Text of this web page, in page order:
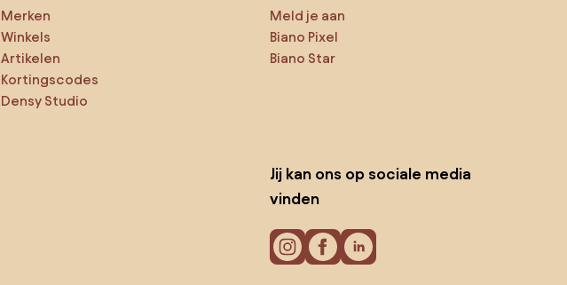
Merken
Winkels
Artikelen
Kortingscodes
Densy Studio
Meld je aan
Biano Pixel
Biano Star
Jij kan ons op sociale media
vinden